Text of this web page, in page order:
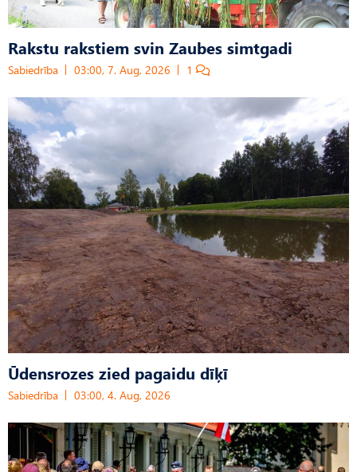
Rakstu rakstiem svin Zaubes simtgadi
Sabiedrība 03:00, 7. Aug, 2026 1
Ūdensrozes zied pagaidu dīķī
Sabiedrība 03:00, 4. Aug, 2026